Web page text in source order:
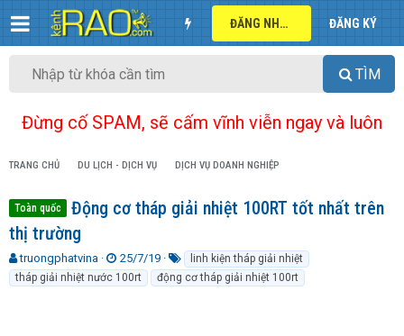
ĐĂNG NHẬP ĐĂNG KÝ
TÌM
Đừng cố SPAM, sẽ cấm vĩnh viễn ngay và luôn
TRANG CHỦ DU LỊCH - DỊCH VỤ DỊCH VỤ DOANH NGHIỆP
Toàn quốc
Động cơ tháp giải nhiệt 100RT tốt nhất trên
thị trường
T
h
r
truongphatvina
N
g
à
25/7/19
ừ
k
linh kiện tháp giải nhiệt
tháp giải nhiệt nước 100rt
động cơ tháp giải nhiệt 100rt